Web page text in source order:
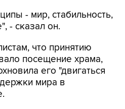
- мир, стабильность,
- сказал он.
что принятию
посещение храма,
его "двигаться
мира в